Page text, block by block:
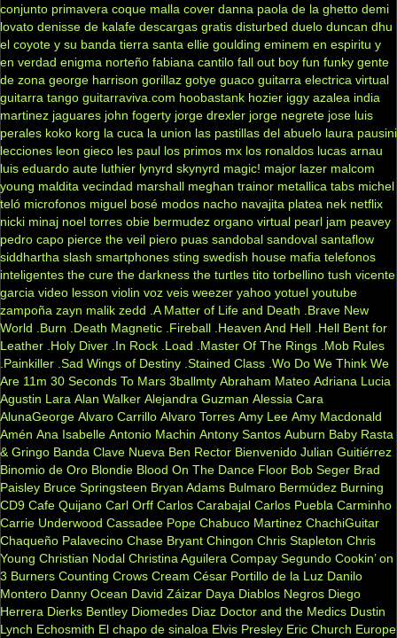
conjunto primavera coque malla cover danna paola de la ghetto demi
lovato denisse de kalafe descargas gratis disturbed duelo duncan dhu
el coyote y su banda tierra santa ellie goulding eminem en espiritu y
en verdad enigma norteño fabiana cantilo fall out boy fun funky gente
de zona george harrison gorillaz gotye guaco guitarra electrica virtual
guitarra tango guitarraviva.com hoobastank hozier iggy azalea india
martinez jaguares john fogerty jorge drexler jorge negrete jose luis
perales koko korg la cuca la union las pastillas del abuelo laura pausini
lecciones leon gieco les paul los primos mx los ronaldos lucas arnau
luis eduardo aute luthier lynyrd skynyrd magic! major lazer malcom
young maldita vecindad marshall meghan trainor metallica tabs michel
teló microfonos miguel bosé modos nacho navajita platea nek netflix
nicki minaj noel torres obie bermudez organo virtual pearl jam peavey
pedro capo pierce the veil piero puas sandobal sandoval santaflow
siddhartha slash smartphones sting swedish house mafia telefonos
inteligentes the cure the darkness the turtles tito torbellino tush vicente
garcia video lesson violin voz veis weezer yahoo yotuel youtube
zampoña zayn malik zedd .A Matter of Life and Death
.Brave New
World
.Burn .Death Magnetic .Fireball .Heaven And Hell .Hell Bent for
Leather .Holy Diver .In Rock .Load .Master Of The Rings .Mob Rules
.Painkiller .Sad Wings of Destiny .Stained Class .Wo Do We Think We
Are 11m 30 Seconds To Mars 3ballmty Abraham Mateo Adriana Lucia
Agustin Lara Alan Walker Alejandra Guzman Alessia Cara
AlunaGeorge Alvaro Carrillo Alvaro Torres Amy Lee Amy Macdonald
Amén Ana Isabelle Antonio Machin Antony Santos Auburn Baby Rasta
& Gringo Banda Clave Nueva Ben Rector Bienvenido Julian Guitiérrez
Binomio de Oro Blondie Blood On The Dance Floor Bob Seger Brad
Paisley Bruce Springsteen Bryan Adams Bulmaro Bermúdez Burning
CD9 Cafe Quijano Carl Orff Carlos Carabajal Carlos Puebla Carminho
Carrie Underwood Cassadee Pope Chabuco Martinez ChachiGuitar
Chaqueño Palavecino Chase Bryant Chingon Chris Stapleton Chris
Young Christian Nodal Christina Aguilera Compay Segundo Cookin’ on
3 Burners Counting Crows Cream César Portillo de la Luz Danilo
Montero Danny Ocean David Záizar Daya Diablos Negros Diego
Herrera Dierks Bentley Diomedes Diaz Doctor and the Medics Dustin
Lynch Echosmith El chapo de sinaloa Elvis Presley Eric Church Europe